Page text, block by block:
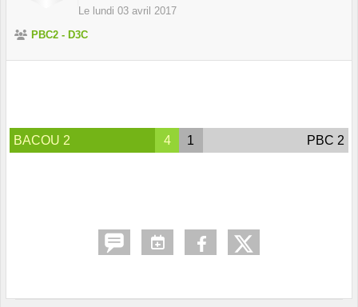
Le lundi 03 avril 2017
PBC2 - D3C
BACOU 2 4 1 PBC 2